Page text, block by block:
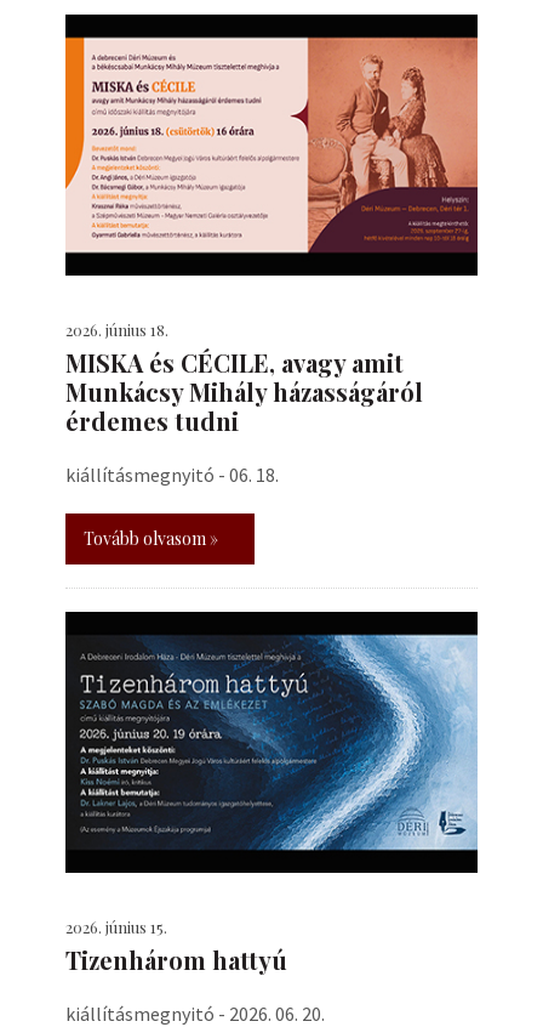
2026. június 18.
MISKA és CÉCILE, avagy amit
Munkácsy Mihály házasságáról
érdemes tudni
kiállításmegnyitó - 06. 18.
Tovább olvasom »
2026. június 15.
Tizenhárom hattyú
kiállításmegnyitó - 2026. 06. 20.